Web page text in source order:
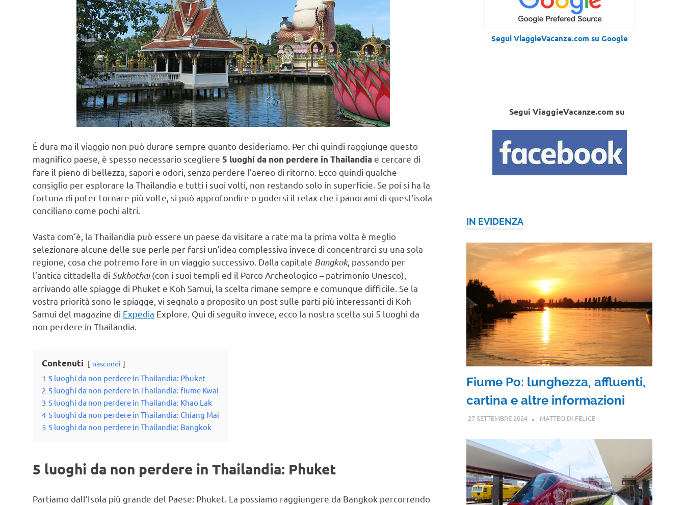
È dura ma il viaggio non può durare sempre quanto desideriamo. Per chi quindi raggiunge questo
magnifico paese, è spesso necessario scegliere 5 luoghi da non perdere in Thailandia e cercare di
fare il pieno di bellezza, sapori e odori, senza perdere l’aereo di ritorno. Ecco quindi qualche
consiglio per esplorare la Thailandia e tutti i suoi volti, non restando solo in superficie. Se poi si ha la
fortuna di poter tornare più volte, si può approfondire o godersi il relax che i panorami di quest’isola
conciliano come pochi altri.
Vasta com’è, la Thailandia può essere un paese da visitare a rate ma la prima volta è meglio
selezionare alcune delle sue perle per farsi un’idea complessiva invece di concentrarci su una sola
regione, cosa che potremo fare in un viaggio successivo. Dalla capitale Bangkok, passando per
l’antica cittadella di Sukhothai(con i suoi templi ed il Parco Archeologico – patrimonio Unesco),
arrivando alle spiagge di Phuket e Koh Samui, la scelta rimane sempre e comunque difficile. Se la
vostra priorità sono le spiagge, vi segnalo a proposito un post sulle parti più interessanti di Koh
Samui del magazine di Expedia Explore. Qui di seguito invece, ecco la nostra scelta sui 5 luoghi da
non perdere in Thailandia.
Contenuti nascondi
1 5 luoghi da non perdere in Thailandia: Phuket
2 5 luoghi da non perdere in Thailandia: fiume Kwai
3 5 luoghi da non perdere in Thailandia: Khao Lak
4 5 luoghi da non perdere in Thailandia: Chiang Mai
5 5 luoghi da non perdere in Thailandia: Bangkok
5 luoghi da non perdere in Thailandia: Phuket
Partiamo dall’Isola più grande del Paese: Phuket. La possiamo raggiungere da Bangkok percorrendo
Segui ViaggieVacanze.com su Google
Segui ViaggieVacanze.com su
IN EVIDENZA
Fiume Po: lunghezza, affluenti,
cartina e altre informazioni
27 SETTEMBRE 2024 MATTEO DI FELICE